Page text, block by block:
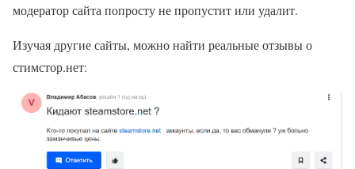
модератор сайта попросту не пропустит или удалит.
Изучая другие сайты, можно найти реальные отзывы о
стимстор.нет: